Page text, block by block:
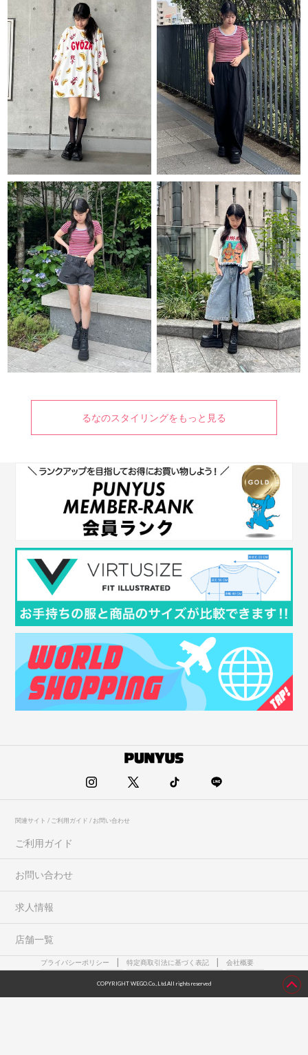
るなのスタイリングをもっと見る
関連サイト / ご利用ガイド / お問い合わせ
ご利用ガイド
お問い合わせ
求人情報
店舗一覧
プライバシーポリシー 特定商取引法に基づく表記 会社概要
COPYRIGHT WEGO.Co.,Ltd.All rights reserved